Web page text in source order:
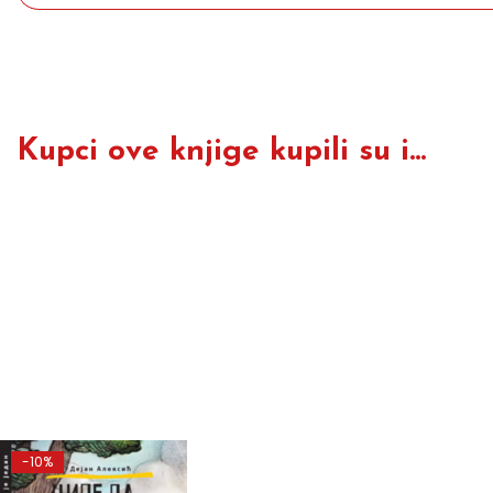
Kupci ove knjige kupili su i...
-10%